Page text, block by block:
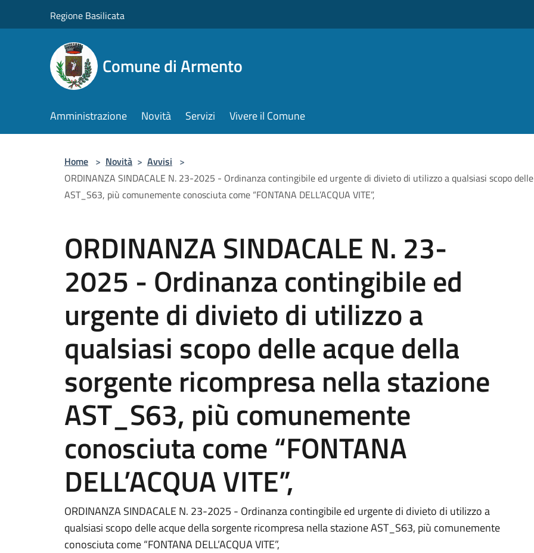
Regione Basilicata
Comune di Armento
Amministrazione Novità Servizi Vivere il Comune
Home > Novità > Avvisi >
ORDINANZA SINDACALE N. 23-2025 - Ordinanza contingibile ed urgente di divieto di utilizzo a qualsiasi scopo
AST_S63, più comunemente conosciuta come “FONTANA DELL’ACQUA VITE”,
ORDINANZA SINDACALE N. 23-
2025 - Ordinanza contingibile ed
urgente di divieto di utilizzo a
qualsiasi scopo delle acque della
sorgente ricompresa nella stazione
AST_S63, più comunemente
conosciuta come “FONTANA
DELL’ACQUA VITE”,
ORDINANZA SINDACALE N. 23-2025 - Ordinanza contingibile ed urgente di divieto di utilizzo a
qualsiasi scopo delle acque della sorgente ricompresa nella stazione AST_S63, più comunemente
conosciuta come “FONTANA DELL’ACQUA VITE”,